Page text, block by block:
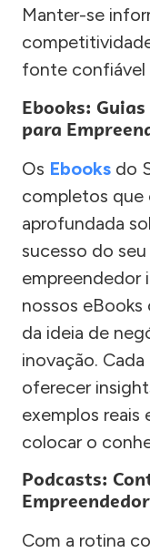
Manter-se
fonte confiável
Ebooks:
para
Os Ebooks do
completos que
aprofundada
sucesso do
empreendedor
nossos
da ideia de
inovação.
oferecer
exemplos reais
colocar o
Podcasts:
Com a rotina